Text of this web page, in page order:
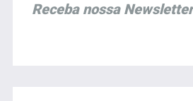
Receba nossa Newsletter